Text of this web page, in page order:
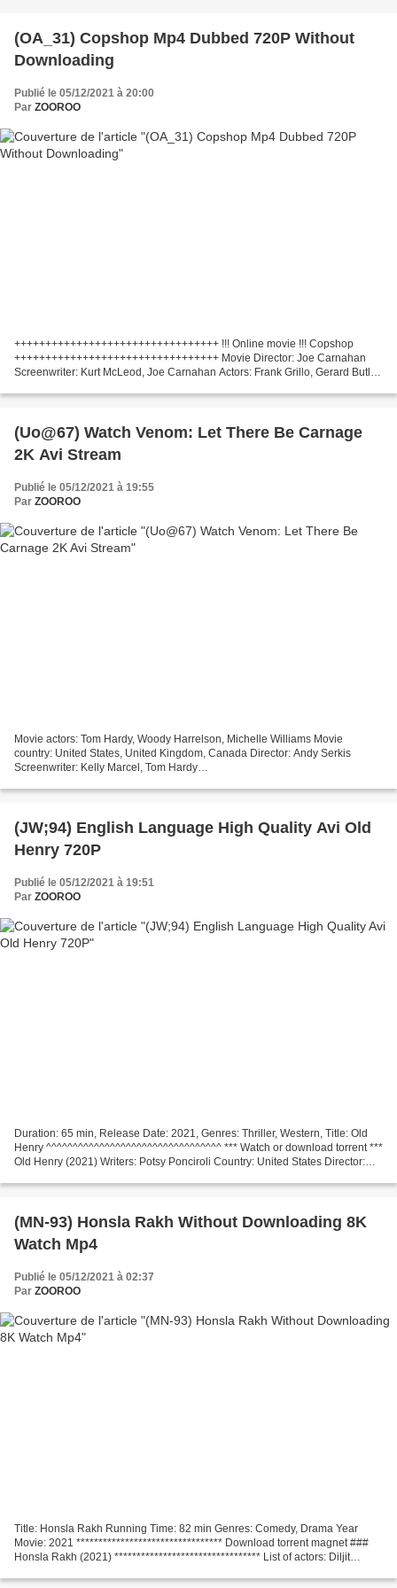
(OA_31) Copshop Mp4 Dubbed 720P Without
Downloading
Publié le 05/12/2021 à 20:00
Par ZOOROO
+++++++++++++++++++++++++++++++++ !!! Online movie !!! Copshop
+++++++++++++++++++++++++++++++++ Movie Director: Joe Carnahan
Screenwriter: Kurt McLeod, Joe Carnahan Actors: Frank Grillo, Gerard Butler,
(Uo@67) Watch Venom: Let There Be Carnage
2K Avi Stream
Publié le 05/12/2021 à 19:55
Par ZOOROO
Movie actors: Tom Hardy, Woody Harrelson, Michelle Williams Movie
country: United States, United Kingdom, Canada Director: Andy Serkis
Screenwriter: Kelly Marcel, Tom Hardy
to watch movie !!! Venom: Let There...
(JW;94) English Language High Quality Avi Old
Henry 720P
Publié le 05/12/2021 à 19:51
Par ZOOROO
Duration: 65 min, Release Date: 2021, Genres: Thriller, Western, Title: Old
Henry ^^^^^^^^^^^^^^^^^^^^^^^^^^^^^^^^^ *** Watch or download torrent ***
Old Henry (2021) Writers: Potsy Ponciroli Country: United States Director:
(MN-93) Honsla Rakh Without Downloading 8K
Watch Mp4
Publié le 05/12/2021 à 02:37
Par ZOOROO
Title: Honsla Rakh Running Time: 82 min Genres: Comedy, Drama Year
Movie: 2021 ********************************* Download torrent magnet ###
Honsla Rakh (2021) ********************************* List of actors: Diljit